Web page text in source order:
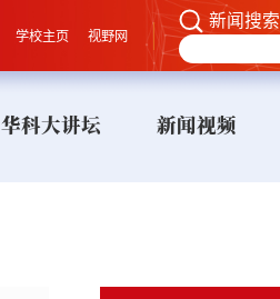
学校主页 视野网
新闻搜索
华科大讲坛 新闻视频